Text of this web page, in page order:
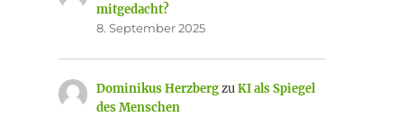
mitgedacht?
8. September 2025
Dominikus HerzbergzuKI als Spiegel
des Menschen